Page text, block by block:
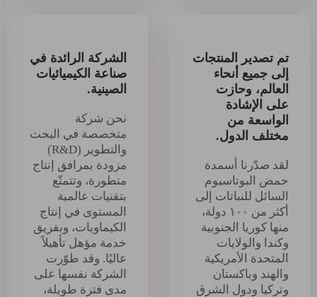
تم تصدير المنتجات
إلى جميع أنحاء
العالم، وحازت
على الإشادة
الواسعة من
مختلف الدول.
لقد صدّرنا أسمدة
حمض البوتاسيوم
السائل للنباتات إلى
أكثر من ١٠٠ دولة،
منها كوريا الجنوبية
وكندا والولايات
المتحدة الأمريكية
والهند وباكستان
وتركيا ودول الشرق
الشركة الرائدة في
صناعة الكيميائيات
الصينية.
نحن شركة
متخصصة في البحث
والتطوير (R&D)
مزودة بمرافق إنتاج
متطورة، وتتمتّع
بتقنيات عالمية
المستوى في إنتاج
الكيماويات، وبفريق
خدمة مؤهل تأهيلاً
عاليًا. وقد طوّرت
الشركة نفسها على
مدى فترة طويلة،